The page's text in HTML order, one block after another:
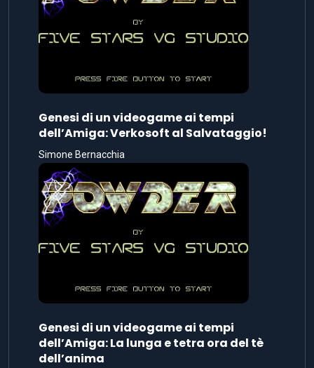
Genesi di un videogame ai tempi
dell’Amiga: Verkosoft al Salvataggio!
Simone Bernacchia
Genesi di un videogame ai tempi
dell’Amiga: La lunga e tetra ora del tè
dell’anima